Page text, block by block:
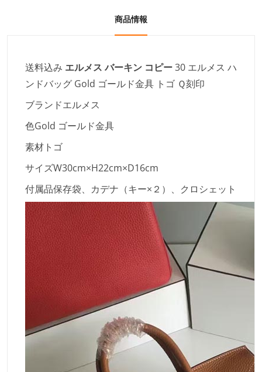
商品情報
送料込み エルメス バーキン コピー30 エルメス ハ
ンドバッグ Gold ゴールド金具 トゴ Ｑ刻印
ブランドエルメス
色Gold ゴールド金具
素材 トゴ
サイズW30cm×H22cm×D16cm
付属品保存袋、カデナ（キー×２）、クロシェット